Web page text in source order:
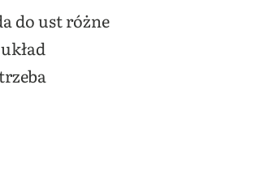
do ust różne